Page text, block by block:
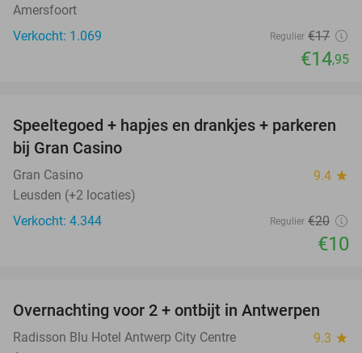
Amersfoort
Verkocht: 1.069
Regulier €17
€14,95
50%
Speeltegoed + hapjes en drankjes + parkeren
bij Gran Casino
Gran Casino 9.4 star
Leusden (+2 locaties)
Verkocht: 4.344
Regulier €20
€10
56%
Overnachting voor 2 + ontbijt in Antwerpen
Radisson Blu Hotel Antwerp City Centre 9.3 star